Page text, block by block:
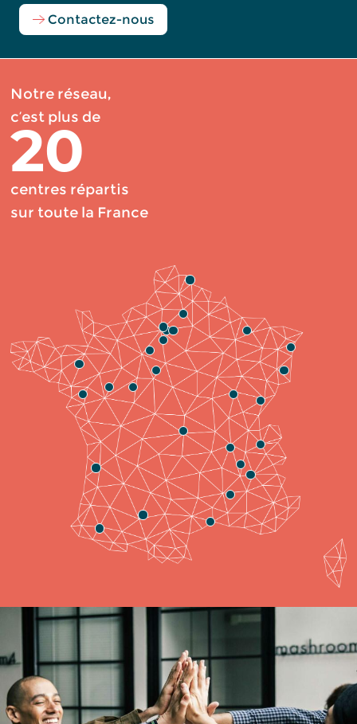
Notre réseau,
c’est plus de
20
centres répartis
sur toute la France
Contactez-nous